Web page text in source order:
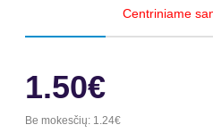
Centriniame
1.50€
Be mokesčių: 1.24€